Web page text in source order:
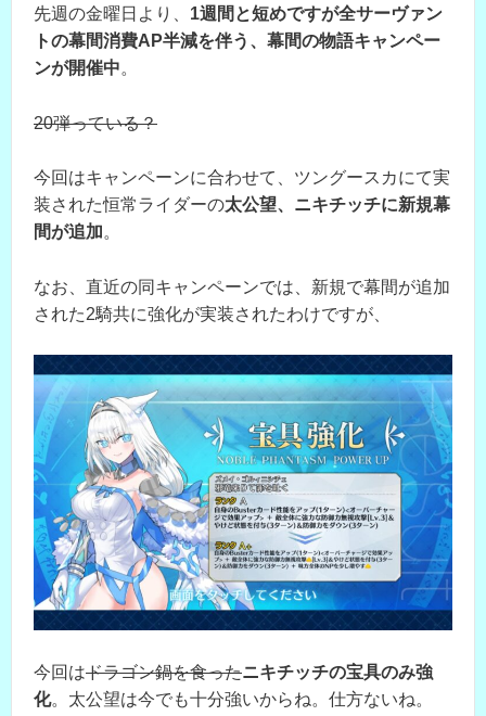
先週の金曜日より、 1週間と短めですが全サーヴァン
トの幕間消費AP半減を伴う、幕間の物語キャンペー
ンが開催中。
20弾っている？
今回はキャンペーンに合わせて、ツングースカにて実
装された恒常ライダーの太公望、ニキチッチに新規幕
間が追加。
なお、直近の同キャンペーンでは、新規で幕間が追加
された2騎共に強化が実装されたわけですが、
今回はドラゴン鍋を食ったニキチッチの宝具のみ強
化。太公望は今でも十分強いからね。仕方ないね。